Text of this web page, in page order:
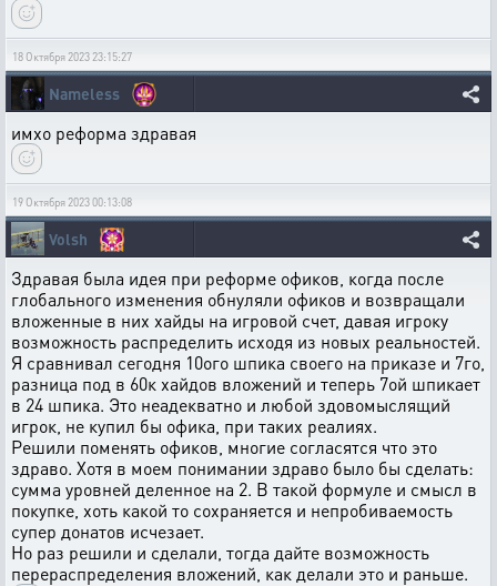
18 Октября 2023 23:15:27
Nameless
имхо реформа здравая
19 Октября 2023 00:13:08
Volsh
Здравая была идея при реформе офиков, когда после
глобального изменения обнуляли офиков и возвращали
вложенные в них хайды на игровой счет, давая игроку
возможность распределить исходя из новых реальностей.
Я сравнивал сегодня 10ого шпика своего на приказе и 7го,
разница под в 60к хайдов вложений и теперь 7ой шпикает
в 24 шпика. Это неадекватно и любой здовомыслящий
игрок, не купил бы офика, при таких реалиях.
Решили поменять офиков, многие согласятся что это
здраво. Хотя в моем понимании здраво было бы сделать:
сумма уровней деленное на 2. В такой формуле и смысл в
покупке, хоть какой то сохраняется и непробиваемость
супер донатов исчезает.
Но раз решили и сделали, тогда дайте возможность
перераспределения вложений, как делали это и раньше.